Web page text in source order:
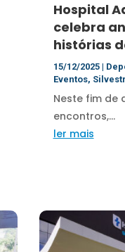
Hospital
celebra
histórias
15/12/2025|
Eventos,
Neste fim de
encontros,...
ler mais